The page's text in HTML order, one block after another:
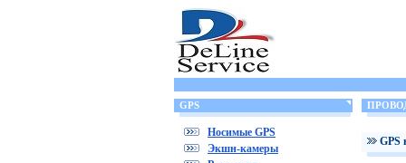
GPS
Носимые GPS
Экшн-камеры
GPS